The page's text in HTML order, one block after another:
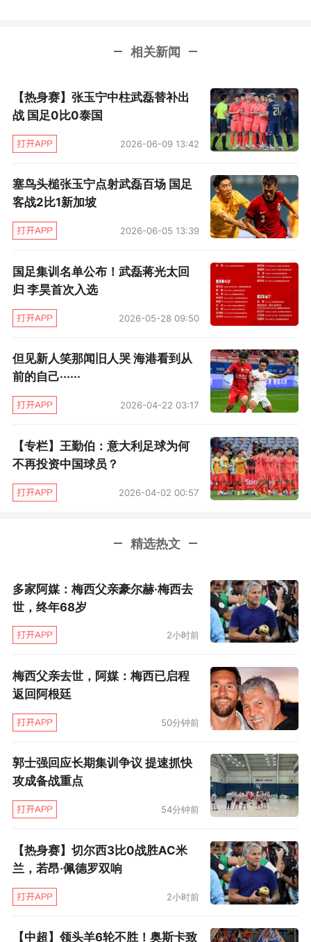
迎球直接抽射高出横梁。第57分钟，西班牙人获
加西亚头球解围。第64分钟，恩巴尔巴远射打
偏。第75分钟，武磊替补登场换下梅拉梅德。第
86分钟，德托马斯传中，武磊头球攻门被对方门
第88分钟，迭戈-洛佩斯后场长传，武磊头球摆
渡，德托马斯传给普阿多，后者停球太大，前插
0。
伤停补时第6分钟，武磊在本方底线附近逼抢成
功，带球推进后向前场送出精准斜塞，达德尔带
球突入禁区面对空门将球打进，最终西班牙人2比
0击败希洪竞技迎来三连胜。
西班牙人出场阵容：13-迭戈-洛佩斯、27-奥斯
卡-希尔（60’2-米格隆）、6-尤易斯-洛佩斯、
15-大卫-洛佩斯、3-佩德罗萨、20-凯迪-巴雷、
10-达德尔、14-梅伦多（60’9-普阿多）、33-梅
萨诺）、11-德托马斯；
巴滨、5-博尔哈-洛佩斯、3-萨乌尔-加西亚、27
斯帕（55’10-卡莫拉）、16-格雷戈拉、18-哈维-
弗伊戈、7-艾托（92’17-库米奇）、23-杜卡
（78’9-阿尔瓦罗）、19-马努-加西亚（8’22-佩
雷斯）；
文/高雯
相关新闻
【热身赛】张玉宁中柱武磊替补出
战 国足0比0泰国
2026-06-09 13:42
塞鸟头槌张玉宁点射武磊百场 国足
客战2比1新加坡
2026-06-05 13:39
国足集训名单公布！武磊蒋光太回
归 李昊首次入选
2026-05-28 09:50
但见新人笑那闻旧人哭 海港看到从
前的自己······
2026-04-22 03:17
【专栏】王勤伯：意大利足球为何
不再投资中国球员？
2026-04-02 00:57
精选热文
多家阿媒：梅西父亲豪尔赫·梅西去
世，终年68岁
2小时前
梅西父亲去世，阿媒：梅西已启程
返回阿根廷
50分钟前
郭士强回应长期集训争议 提速抓快
攻成备战重点
54分钟前
【热身赛】切尔西3比0战胜AC米
兰，若昂·佩德罗双响
2小时前
【中超】领头羊6轮不胜！奥斯卡致